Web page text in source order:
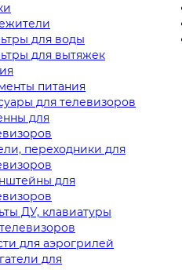
для воды
для вытяжек
питания
для телевизоров
для
переходники для
для
ДУ, клавиатуры
для аэрогрилей
для